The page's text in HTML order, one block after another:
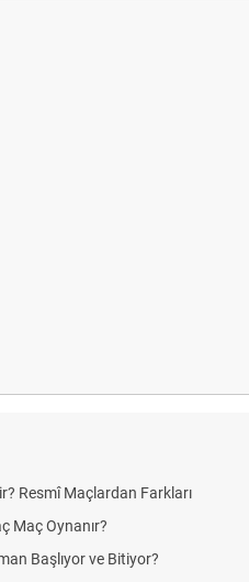
Resmî Maçlardan Farkları
Maç Oynanır?
Başlıyor ve Bitiyor?